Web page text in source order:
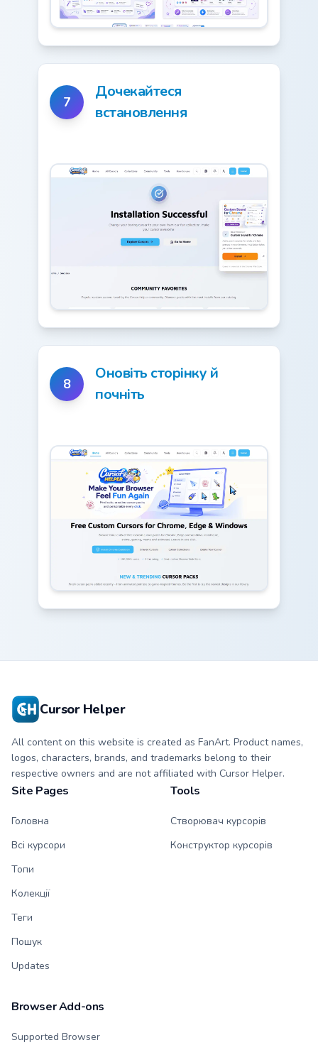
7
Дочекайтеся
встановлення
8
Оновіть сторінку й
почніть
Cursor Helper
All content on this website is created as FanArt. Product names,
logos, characters, brands, and trademarks belong to their
respective owners and are not affiliated with Cursor Helper.
Site Pages
Головна
Всі курсори
Топи
Колекції
Теги
Пошук
Updates
Tools
Створювач курсорів
Конструктор курсорів
Browser Add-ons
Supported Browser